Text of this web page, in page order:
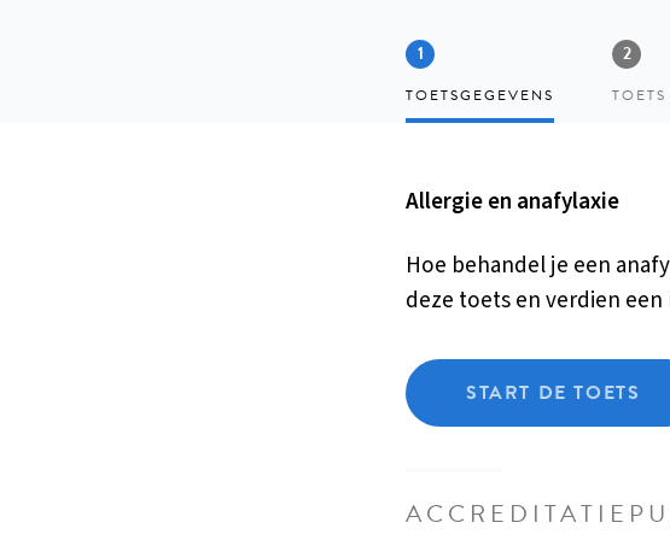
TOETSGEGEVENS
Allergie en anafylaxie
Hoe behandel je een
deze toets en verdien
START DE TOETS